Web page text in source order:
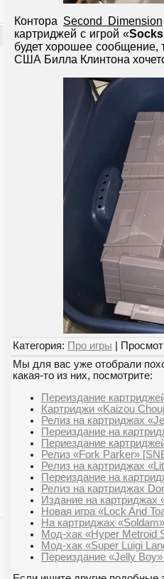
Контора Second Dimension
картриджей с игрой «
будет хорошее сообщение,
США Билла Клинтона
Категория: Про игры |
Мы для вас уже отобрали
какая-то из них, посмотрите:
Переиздание
Картриджи «Kaizou
Релиз на картриджах
Переиздание на
Периездание
Релиз «Fork Parker»
Релиз на картриджах
Переиздание на
Релиз на картриджах
Издание на картриджах
Новая игра «Lock And
На картриджах
Мод-хак «Hyper Metroid
Мод-хак «Super Luigi
Переиздание «Jelly